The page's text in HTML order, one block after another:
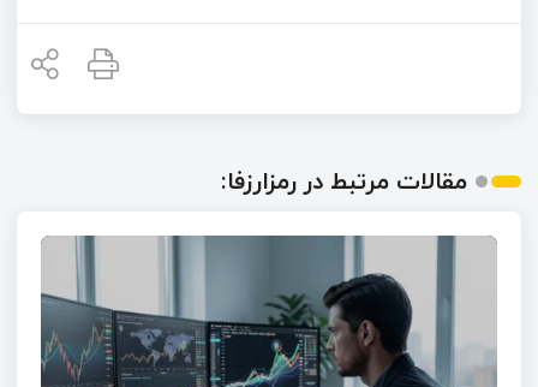
مقالات مرتبط در رمزارزفا: